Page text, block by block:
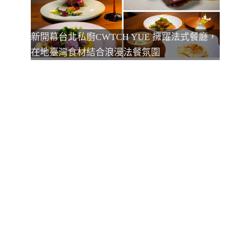
新開幕台北私廚CWTCH YUE 擁躍法式餐廳，
在地臺灣食材結合浪漫法餐氛圍